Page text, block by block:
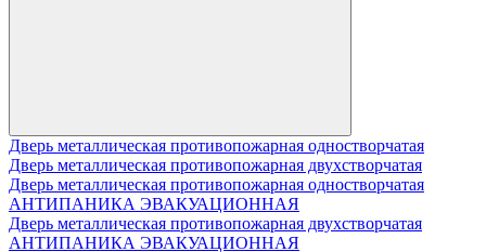
Дверь металлическая противопожарная одностворчатая
Дверь металлическая противопожарная двухстворчатая
Дверь металлическая противопожарная одностворчатая
АНТИПАНИКА ЭВАКУАЦИОННАЯ
Дверь металлическая противопожарная двухстворчатая
АНТИПАНИКА ЭВАКУАЦИОННАЯ